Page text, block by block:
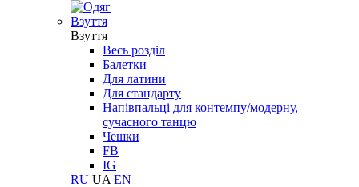
Взуття
Взуття
Весь розділ
Балетки
Для латини
Для стандарту
Напівпальці для контемпу/модерну,
сучасного танцю
Чешки
FB
IG
RU UA EN